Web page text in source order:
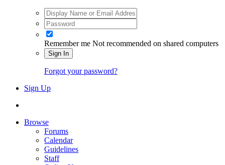
Remember me Not recommended on shared computers
Sign In
Forgot your password?
Sign Up
Browse
Forums
Calendar
Guidelines
Staff